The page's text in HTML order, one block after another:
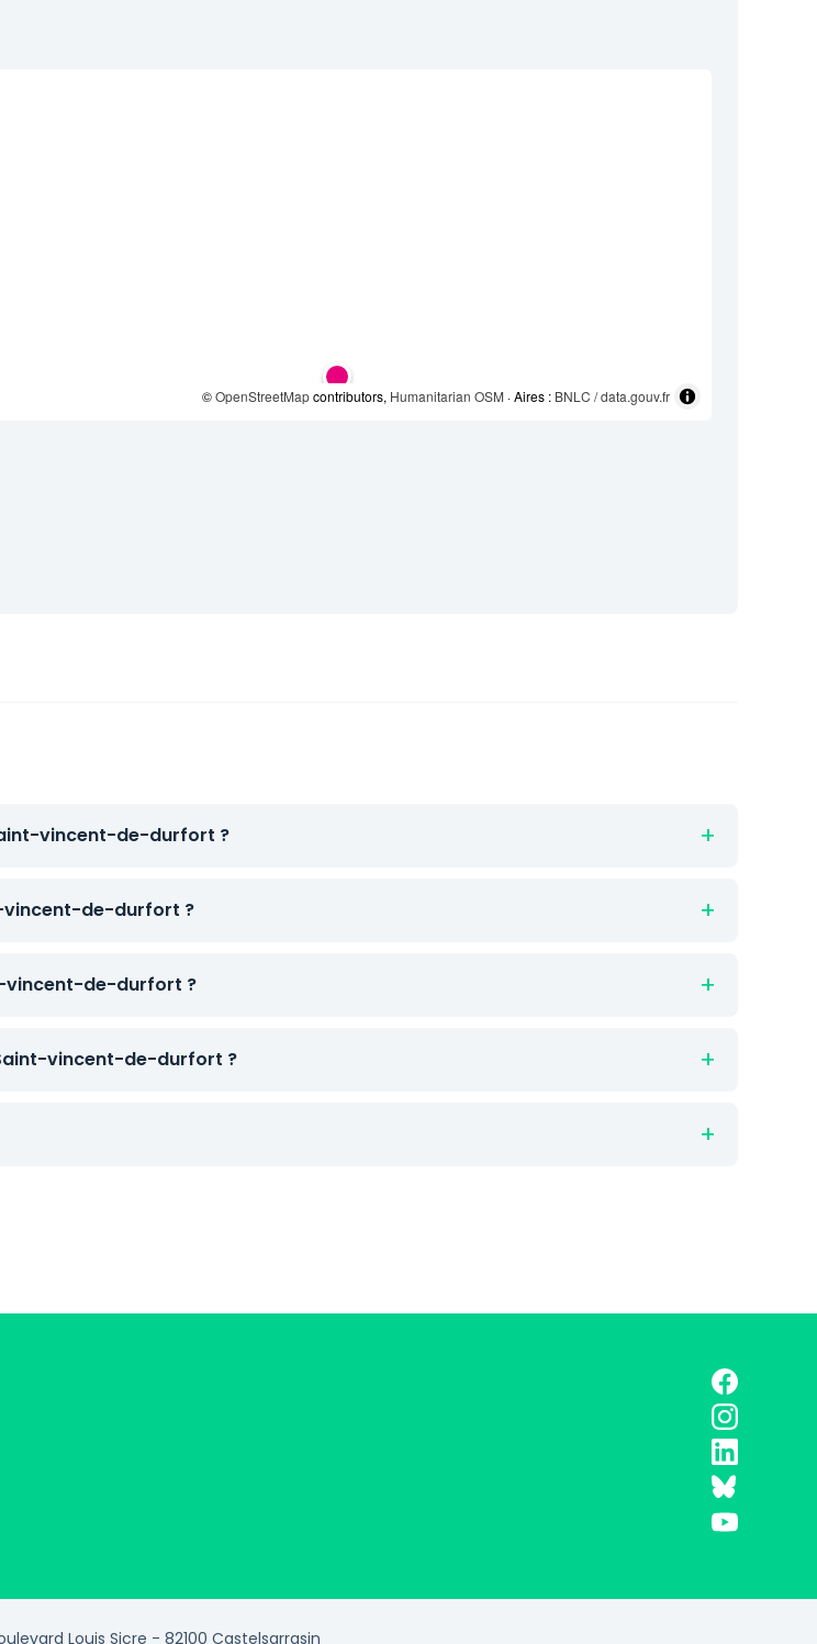
©OpenStreetMapcontributors, Humanitarian OSM · Aires : BNLC / data.gouv.fr
vincent-de-durfort ?
vincent-de-durfort ?
vincent-de-durfort ?
vincent-de-durfort ?
Louis Sicre - 82100 Castelsarrasin